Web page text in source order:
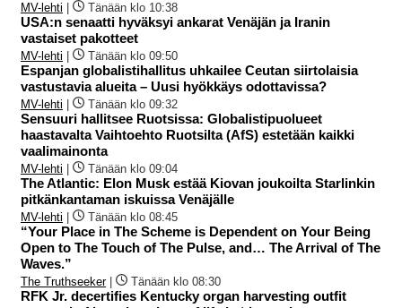
MV-lehti Tänään klo 10:38
USA:n senaatti hyväksyi ankarat Venäjän ja Iranin
vastaiset pakotteet
MV-lehti Tänään klo 09:50
Espanjan globalistihallitus uhkailee Ceutan siirtolaisia
vastustavia alueita – Uusi hyökkäys odottavissa?
MV-lehti Tänään klo 09:32
Sensuuri hallitsee Ruotsissa: Globalistipuolueet
haastavalta Vaihtoehto Ruotsilta (AfS) estetään kaikki
vaalimainonta
MV-lehti Tänään klo 09:04
The Atlantic: Elon Musk estää Kiovan joukoilta Starlinkin
pitkänkantaman iskuissa Venäjälle
MV-lehti Tänään klo 08:45
“Your Place in The Scheme is Dependent on Your Being
Open to The Touch of The Pulse, and… The Arrival of The
Waves.”
The Truthseeker| Tänään klo 08:30
RFK Jr. decertifies Kentucky organ harvesting outfit